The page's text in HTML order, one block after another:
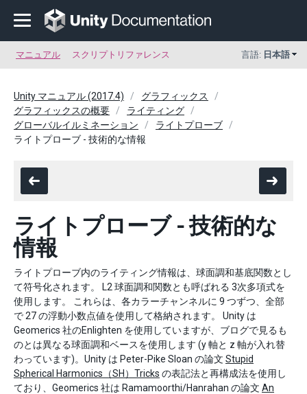
マニュアル スクリプトリファレンス 言語: 日本語
Unity マニュアル (2017.4)
グラフィックス
グラフィックスの概要
ライティング
グローバルイルミネーション
ライトプローブ
ライトプローブ - 技術的な情報
ライトプローブ - 技術的な
情報
ライトプローブ内のライティング情報は、球面調和基底関数とし
て符号化されます。 L2 球面調和関数とも呼ばれる 3次多項式を
使用します。 これらは、各カラーチャンネルに 9 つずつ、全部
で 27 の浮動小数点値を使用して格納されます。 Unity は
Geomerics 社のEnlighten を使用していますが、ブログで見るも
のとは異なる球面調和ベースを使用します (y 軸と z 軸が入れ替
わっています)。Unity は Peter-Pike Sloan の論文 Stupid
Spherical Harmonics（SH）Tricks の表記法と再構成法を使用し
ており、Geomerics 社は Ramamoorthi/Hanrahan の論文 An